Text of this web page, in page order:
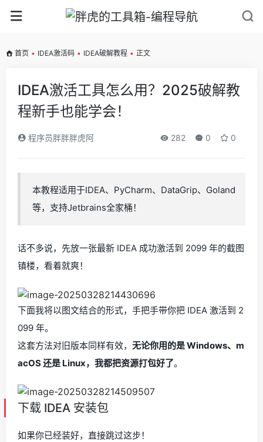
首页 • IDEA激活码 • IDEA破解教程 • 正文
IDEA激活工具怎么用？2025破解教
程新手也能学会！
程序员胖胖胖虎阿 282 0 0
本教程适用于IDEA、PyCharm、DataGrip、Goland
等，支持Jetbrains全家桶！
话不多说，先放一张最新 IDEA 成功激活到 2099 年的截图
镇楼，看着就爽！
下面我将以图文结合的形式，手把手带你把 IDEA 激活到 2
099 年。
这套方法对旧版本同样有效， 无论你用的是 Windows、m
acOS 还是 Linux，我都把资源打包好了。
下载 IDEA 安装包
如果你已经装好，直接跳过这步！